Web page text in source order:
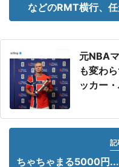
などのRMT横行、任
元NBA
も変わ
ッカー
記
ちゃちゃまる5000円